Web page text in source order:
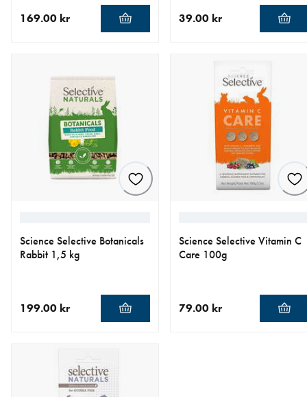
169.00 kr 39.00 kr
Science Selective Botanicals
Rabbit 1,5 kg
199.00 kr
Science Selective Vitamin C
Care 100g
79.00 kr